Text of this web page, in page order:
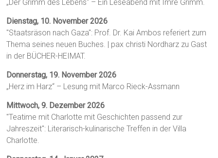
„Der Grimm des Lebens“ – Ein Leseabend mit Imre Grimm.
Dienstag, 10. November 2026
"Staatsräson nach Gaza": Prof. Dr. Kai Ambos referiert zum
Thema seines neuen Buches. | pax christi Nordharz zu Gast
in der BÜCHER-HEIMAT.
Donnerstag, 19. November 2026
„Herz im Harz“ – Lesung mit Marco Rieck-Assmann
Mittwoch, 9. Dezember 2026
"Teatime mit Charlotte mit Geschichten passend zur
Jahreszeit": Literarisch-kulinarische Treffen in der Villa
Charlotte.